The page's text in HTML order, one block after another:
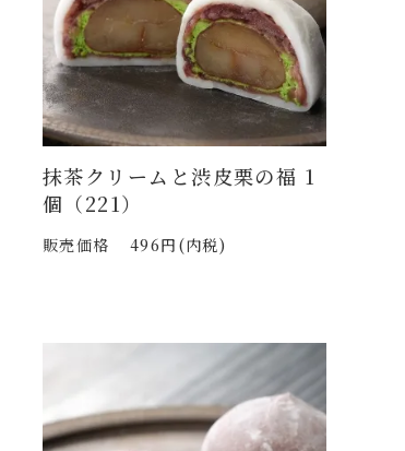
抹茶クリームと渋皮栗の福 1
個（221）
販売価格 496円(内税)